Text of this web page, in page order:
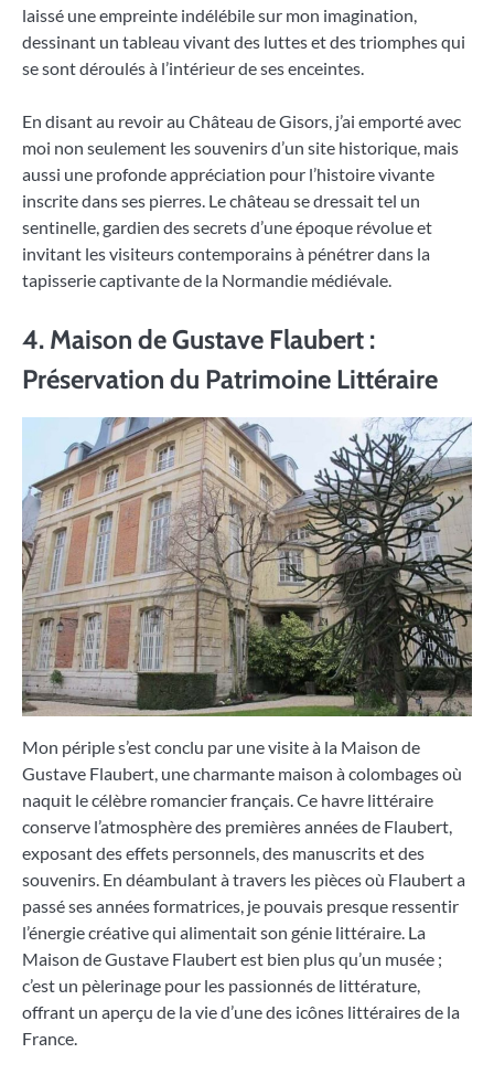
laissé une empreinte indélébile sur mon imagination,
dessinant un tableau vivant des luttes et des triomphes qui
se sont déroulés à l’intérieur de ses enceintes.
En disant au revoir au Château de Gisors, j’ai emporté avec
moi non seulement les souvenirs d’un site historique, mais
aussi une profonde appréciation pour l’histoire vivante
inscrite dans ses pierres. Le château se dressait tel un
sentinelle, gardien des secrets d’une époque révolue et
invitant les visiteurs contemporains à pénétrer dans la
tapisserie captivante de la Normandie médiévale.
4. Maison de Gustave Flaubert :
Préservation du Patrimoine Littéraire
Mon périple s’est conclu par une visite à la Maison de
Gustave Flaubert, une charmante maison à colombages où
naquit le célèbre romancier français. Ce havre littéraire
conserve l’atmosphère des premières années de Flaubert,
exposant des effets personnels, des manuscrits et des
souvenirs. En déambulant à travers les pièces où Flaubert a
passé ses années formatrices, je pouvais presque ressentir
l’énergie créative qui alimentait son génie littéraire. La
Maison de Gustave Flaubert est bien plus qu’un musée ;
c’est un pèlerinage pour les passionnés de littérature,
offrant un aperçu de la vie d’une des icônes littéraires de la
France.